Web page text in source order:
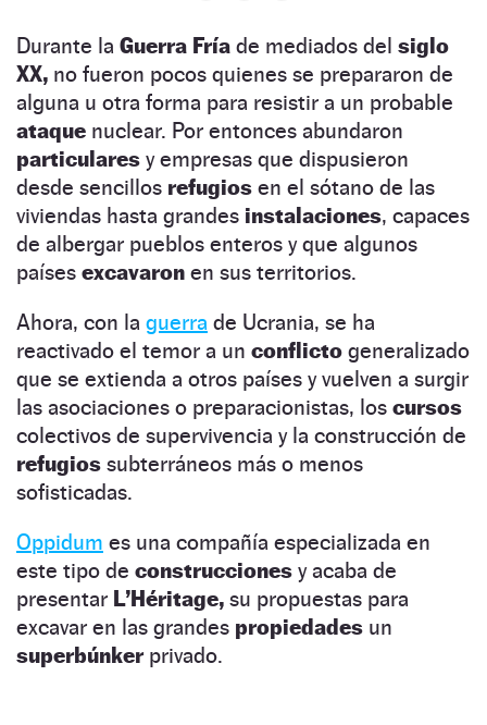
Durante la Guerra Fría de mediados del siglo
XX, no fueron pocos quienes se prepararon de
alguna u otra forma para resistir a un probable
ataque nuclear. Por entonces abundaron
particulares y empresas que dispusieron
desde sencillos refugios en el sótano de las
viviendas hasta grandes instalaciones, capaces
de albergar pueblos enteros y que algunos
países excavaron en sus territorios.
Ahora, con la guerra de Ucrania, se ha
reactivado el temor a un conflicto generalizado
que se extienda a otros países y vuelven a surgir
las asociaciones o preparacionistas, los cursos
colectivos de supervivencia y la construcción de
refugios subterráneos más o menos
sofisticadas.
Oppidum es una compañía especializada en
este tipo de construcciones y acaba de
presentar L’Héritage, su propuestas para
excavar en las grandes propiedades un
superbúnkerprivado.